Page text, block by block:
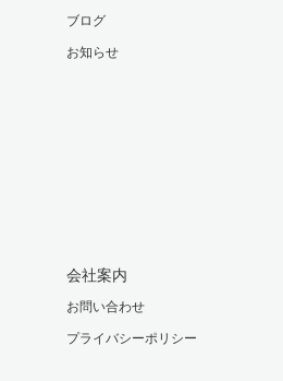
ブログ
お知らせ
会社案内
お問い合わせ
プライバシーポリシー